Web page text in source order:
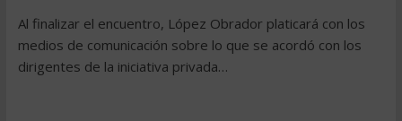
Al finalizar el encuentro, López Obrador platicará con los
medios de comunicación sobre lo que se acordó con los
dirigentes de la iniciativa privada…